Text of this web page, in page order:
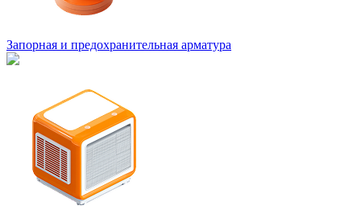
Запорная и предохранительная арматура